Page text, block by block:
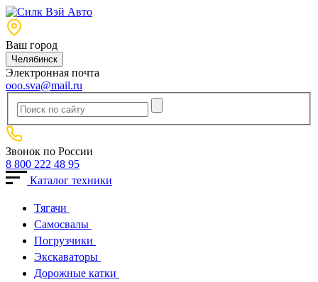
Ваш город
Челябинск
Электронная почта
ooo.sva@mail.ru
Звонок по России
8 800 222 48 95
Каталог техники
Тягачи
Cамосвалы
Погрузчики
Экскаваторы
Дорожные катки